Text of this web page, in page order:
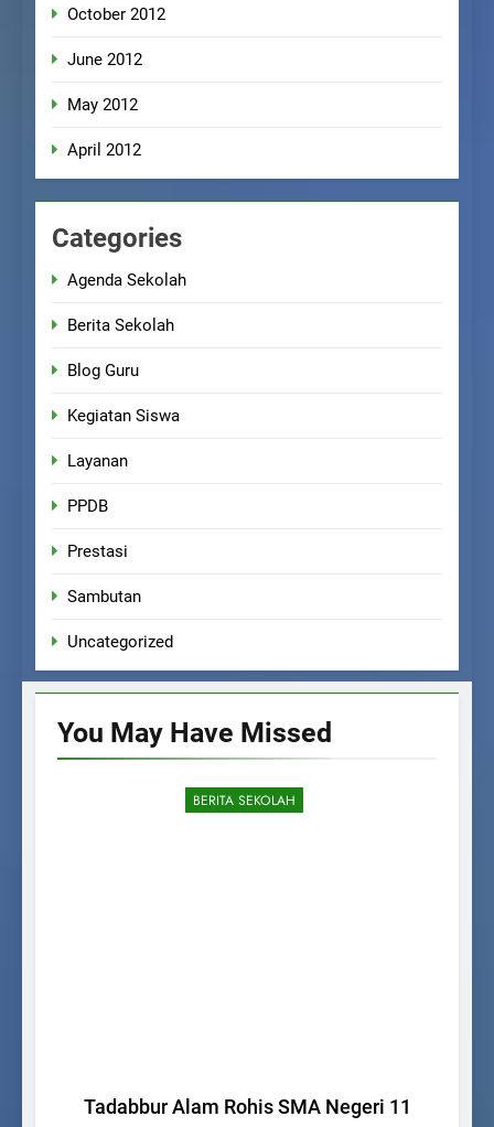
October 2012
June 2012
May 2012
April 2012
Categories
Agenda Sekolah
Berita Sekolah
Blog Guru
Kegiatan Siswa
Layanan
PPDB
Prestasi
Sambutan
Uncategorized
You May Have Missed
BERITA SEKOLAH
Tadabbur Alam Rohis SMA Negeri 11